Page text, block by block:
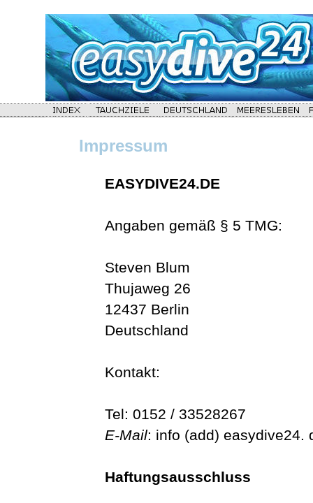
Impressum
EASYDIVE24.DE
Angaben gemäß § 5 TMG:
Steven Blum
Thujaweg 26
12437 Berlin
Deutschland
Kontakt:
Tel: 0152 / 33528267
E-Mail: info (add) easydive24.
Haftungsausschluss